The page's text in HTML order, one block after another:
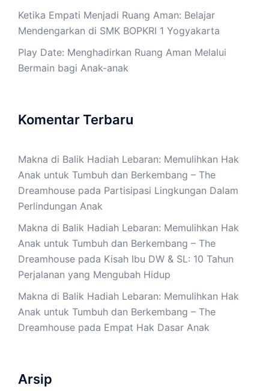
Ketika Empati Menjadi Ruang Aman: Belajar
Mendengarkan di SMK BOPKRI 1 Yogyakarta
Play Date: Menghadirkan Ruang Aman Melalui
Bermain bagi Anak-anak
Komentar Terbaru
Makna di Balik Hadiah Lebaran: Memulihkan Hak
Anak untuk Tumbuh dan Berkembang – The
Dreamhouse pada Partisipasi Lingkungan Dalam
Perlindungan Anak
Makna di Balik Hadiah Lebaran: Memulihkan Hak
Anak untuk Tumbuh dan Berkembang – The
Dreamhouse pada Kisah Ibu DW & SL: 10 Tahun
Perjalanan yang Mengubah Hidup
Makna di Balik Hadiah Lebaran: Memulihkan Hak
Anak untuk Tumbuh dan Berkembang – The
Dreamhouse pada Empat Hak Dasar Anak
Arsip